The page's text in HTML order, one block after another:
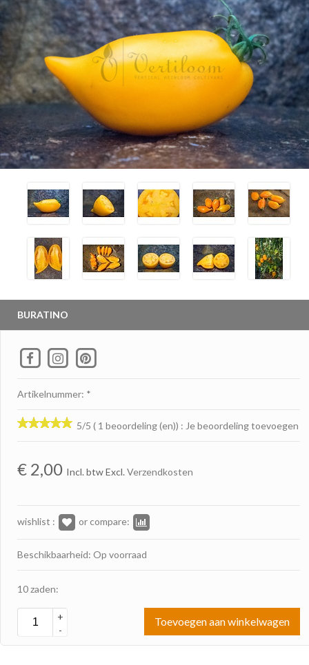
BURATINO
Artikelnummer: *
5/5 ( 1 beoordeling (en)) : Je beoordeling toevoegen
€ 2,00 Incl. btw Excl. Verzendkosten
wishlist : or compare:
Beschikbaarheid: Op voorraad
10 zaden:
+
-
Toevoegen aan winkelwagen